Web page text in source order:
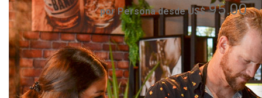
por Persona desde US$95.00